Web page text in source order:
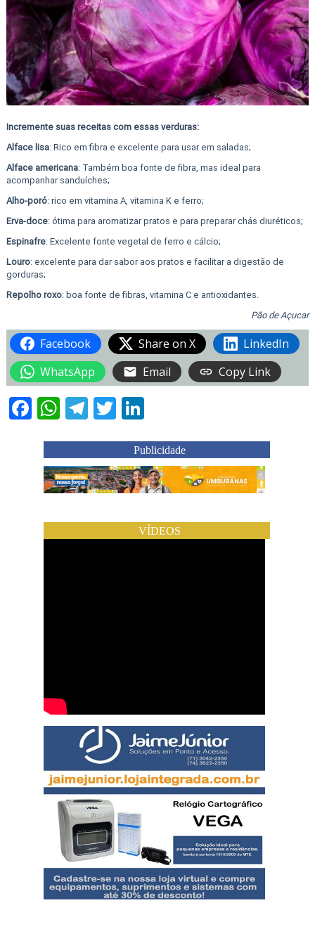
Incremente suas receitas com essas verduras:
Alface lisa: Rico em fibra e excelente para usar em saladas;
Alface americana: Também boa fonte de fibra, mas ideal para
acompanhar sanduíches;
Alho-poró: rico em vitamina A, vitamina K e ferro;
Erva-doce: ótima para aromatizar pratos e para preparar chás diuréticos;
Espinafre: Excelente fonte vegetal de ferro e cálcio;
Louro: excelente para dar sabor aos pratos e facilitar a digestão de
gorduras;
Repolho roxo: boa fonte de fibras, vitamina C e antioxidantes.
Pão de Açucar
Facebook Share on X
LinkedIn
WhatsApp
Email Copy Link
Facebook
WhatsApp
Telegram
Twitter
LinkedIn
Publicidade
VÍDEOS